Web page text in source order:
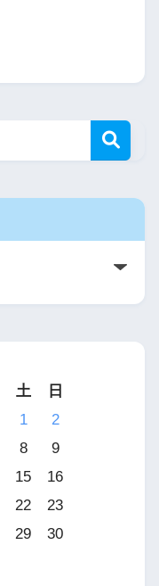
土
日
1
2
8
9
15
16
22
23
29
30